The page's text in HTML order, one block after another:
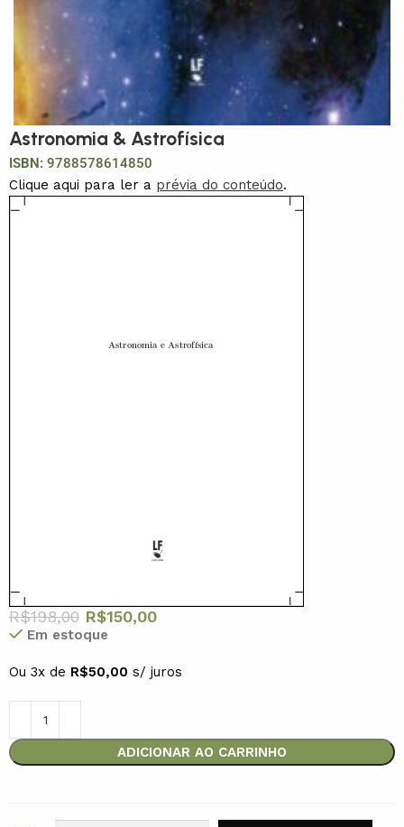
Astronomia & Astrofísica
ISBN: 9788578614850
Clique aqui para ler a prévia do conteúdo.
R$198,00 R$150,00
Em estoque
Ou 3x de R$50,00 s/ juros
ADICIONAR AO CARRINHO